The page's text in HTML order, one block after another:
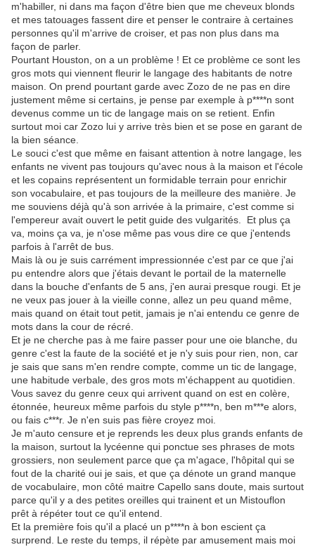
m'habiller, ni dans ma façon d'être bien que me cheveux blonds
et mes tatouages fassent dire et penser le contraire à certaines
personnes qu'il m'arrive de croiser, et pas non plus dans ma
façon de parler.
Pourtant Houston, on a un problème ! Et ce problème ce sont les
gros mots qui viennent fleurir le langage des habitants de notre
maison. On prend pourtant garde avec Zozo de ne pas en dire
justement même si certains, je pense par exemple à p****n sont
devenus comme un tic de langage mais on se retient. Enfin
surtout moi car Zozo lui y arrive très bien et se pose en garant de
la bien séance.
Le souci c'est que même en faisant attention à notre langage, les
enfants ne vivent pas toujours qu'avec nous à la maison et l'école
et les copains représentent un formidable terrain pour enrichir
son vocabulaire, et pas toujours de la meilleure des manière. Je
me souviens déjà qu'à son arrivée à la primaire, c'est comme si
l'empereur avait ouvert le petit guide des vulgarités. Et plus ça
va, moins ça va, je n'ose même pas vous dire ce que j'entends
parfois à l'arrêt de bus.
Mais là ou je suis carrément impressionnée c'est par ce que j'ai
pu entendre alors que j'étais devant le portail de la maternelle
dans la bouche d'enfants de 5 ans, j'en aurai presque rougi. Et je
ne veux pas jouer à la vieille conne, allez un peu quand même,
mais quand on était tout petit, jamais je n'ai entendu ce genre de
mots dans la cour de récré.
Et je ne cherche pas à me faire passer pour une oie blanche, du
genre c'est la faute de la société et je n'y suis pour rien, non, car
je sais que sans m'en rendre compte, comme un tic de langage,
une habitude verbale, des gros mots m'échappent au quotidien.
Vous savez du genre ceux qui arrivent quand on est en colère,
étonnée, heureux même parfois du style p****n, ben m***e alors,
ou fais c***r. Je n'en suis pas fière croyez moi.
Je m'auto censure et je reprends les deux plus grands enfants de
la maison, surtout la lycéenne qui ponctue ses phrases de mots
grossiers, non seulement parce que ça m'agace, l'hôpital qui se
fout de la charité oui je sais, et que ça dénote un grand manque
de vocabulaire, mon côté maitre Capello sans doute, mais surtout
parce qu'il y a des petites oreilles qui trainent et un Mistouflon
prêt à répéter tout ce qu'il entend.
Et la première fois qu'il a placé un p****n à bon escient ça
surprend. Le reste du temps, il répète par amusement mais moi